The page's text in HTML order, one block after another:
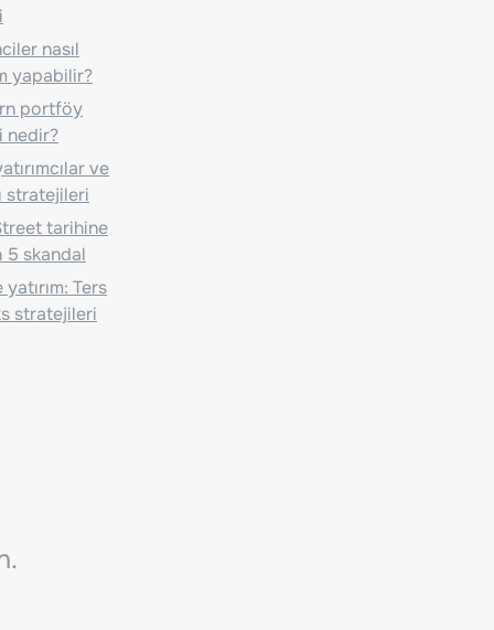
nasıl
yapabilir?
portföy
nedir?
ve
stratejileri
tarihine
5 skandal
Ters
stratejileri